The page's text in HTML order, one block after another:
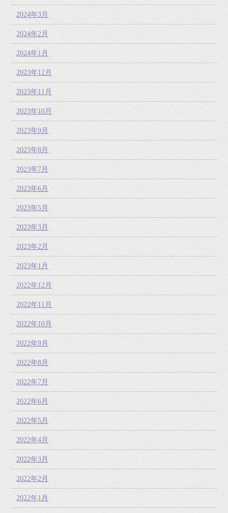
2024年3月
2024年2月
2024年1月
2023年12月
2023年11月
2023年10月
2023年9月
2023年8月
2023年7月
2023年6月
2023年5月
2023年3月
2023年2月
2023年1月
2022年12月
2022年11月
2022年10月
2022年9月
2022年8月
2022年7月
2022年6月
2022年5月
2022年4月
2022年3月
2022年2月
2022年1月